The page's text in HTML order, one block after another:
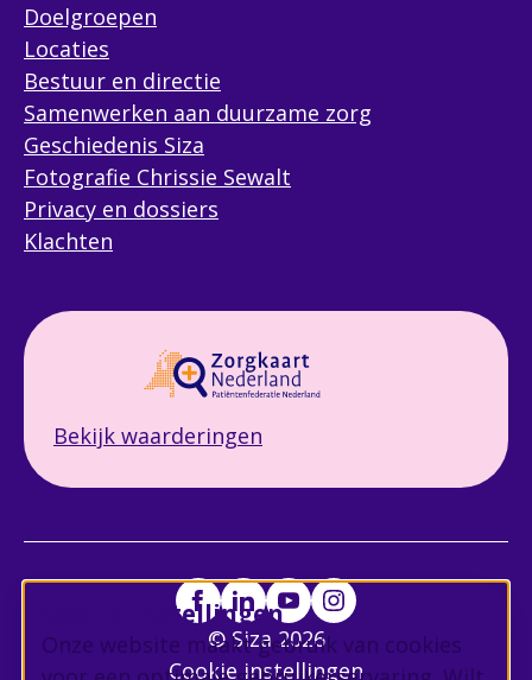
Cookie instellingen
Onze website maakt gebruik van cookies
Doelgroepen
Locaties
Bestuur en directie
Samenwerken aan duurzame zorg
Geschiedenis Siza
Fotografie Chrissie Sewalt
Privacy en dossiers
Klachten
Bekijk waarderingen
© Siza 2026
Cookie instellingen